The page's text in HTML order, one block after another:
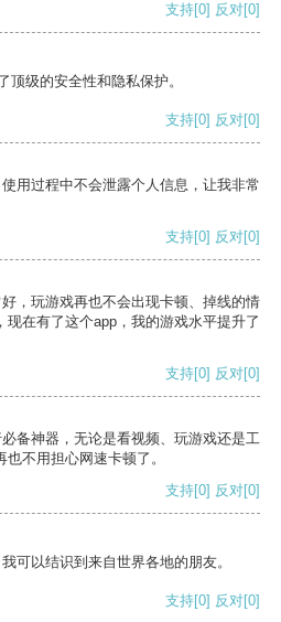
支持[0] 反对[0]
级的安全性和隐私保护。
支持[0] 反对[0]
用过程中不会泄露个人信息，让我非常
支持[0] 反对[0]
，玩游戏再也不会出现卡顿、掉线的情
在有了这个app，我的游戏水平提升了
支持[0] 反对[0]
备神器，无论是看视频、玩游戏还是工
不用担心网速卡顿了。
支持[0] 反对[0]
可以结识到来自世界各地的朋友。
支持[0] 反对[0]